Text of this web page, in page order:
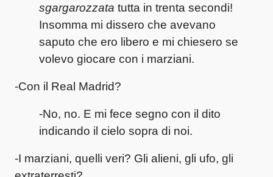
sgargarozzata tutta in trenta secondi!
Insomma mi dissero che avevano
saputo che ero libero e mi chiesero se
volevo giocare con i marziani.
-Con il Real Madrid?
-No, no. E mi fece segno con il dito
indicando il cielo sopra di noi.
-I marziani, quelli veri? Gli alieni, gli ufo, gli